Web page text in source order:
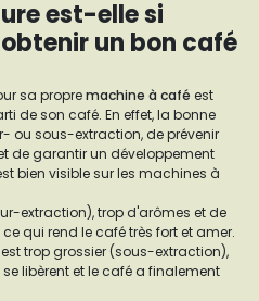
est-elle si
un bon café
sa propremachine à café est
de son café. En effet, la bonne
ou sous-extraction, de prévenir
de garantir un développement
bien visible sur les machines à
extraction), trop d'arômes et de
qui rend le café très fort et amer.
trop grossier (sous-extraction),
libèrent et le café a finalement